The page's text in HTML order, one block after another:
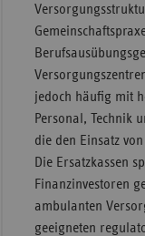
jedoch häufig mit
Personal, Technik
die den Einsatz
Die Ersatzkassen
Finanzinvestoren
ambulanten
geeigneten